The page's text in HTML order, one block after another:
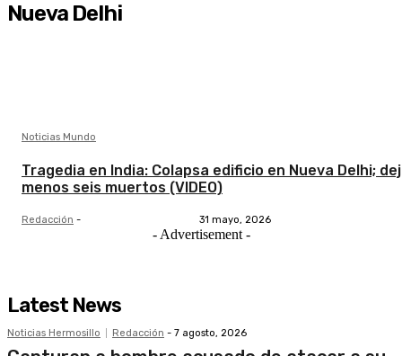
Nueva Delhi
Noticias Mundo
Tragedia en India: Colapsa edificio en Nueva Delhi;
menos seis muertos (VIDEO)
Redacción - 31 mayo, 2026
- Advertisement -
Latest News
Noticias Hermosillo Redacción - 7 agosto, 2026